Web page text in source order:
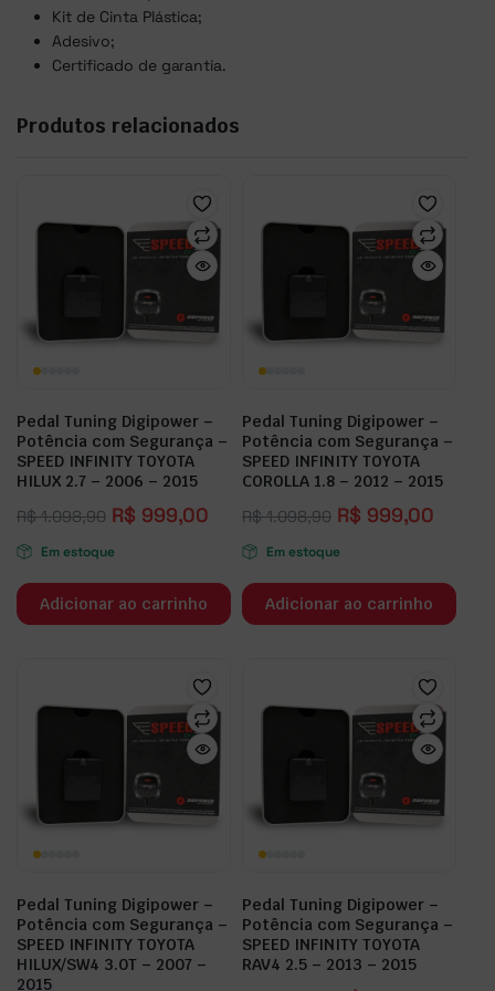
Kit de Cinta Plástica;
Adesivo;
Certificado de garantia.
Produtos relacionados
Pedal Tuning Digipower –
Potência com Segurança –
SPEED INFINITY TOYOTA
HILUX 2.7 – 2006 – 2015
R$1.098,90 R$ 999,00
Em estoque
Adicionar ao carrinho
Pedal Tuning Digipower –
Potência com Segurança –
SPEED INFINITY TOYOTA
COROLLA 1.8 – 2012 – 2015
R$1.098,90 R$ 999,00
Em estoque
Adicionar ao carrinho
Pedal Tuning Digipower –
Potência com Segurança –
SPEED INFINITY TOYOTA
HILUX/SW4 3.0T – 2007 –
2015
Pedal Tuning Digipower –
Potência com Segurança –
SPEED INFINITY TOYOTA
RAV4 2.5 – 2013 – 2015